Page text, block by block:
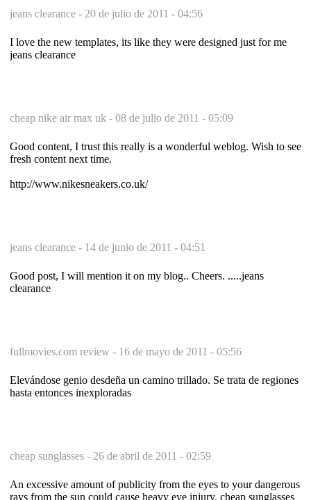
jeans clearance - 20 de julio de 2011 - 04:56
I love the new templates, its like they were designed just for me
jeans clearance
cheap nike air max uk - 08 de julio de 2011 - 05:09
Good content, I trust this really is a wonderful weblog. Wish to see
fresh content next time.
http://www.nikesneakers.co.uk/
jeans clearance - 14 de junio de 2011 - 04:51
Good post, I will mention it on my blog.. Cheers. .....jeans
clearance
fullmovies.com review - 16 de mayo de 2011 - 05:56
Elevándose genio desdeña un camino trillado. Se trata de regiones
hasta entonces inexploradas
cheap sunglasses - 26 de abril de 2011 - 02:59
An excessive amount of publicity from the eyes to your dangerous
rays from the sun could cause heavy eye injury. cheap sunglasses